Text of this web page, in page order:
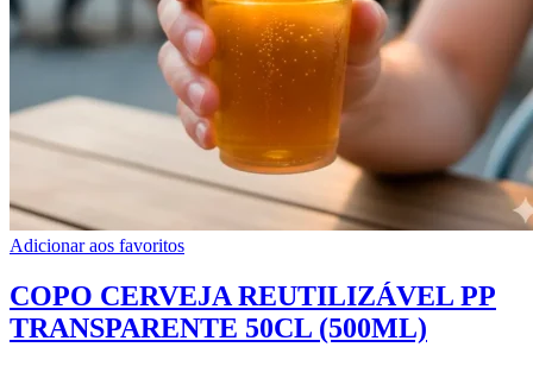
Adicionar aos favoritos
COPO CERVEJA REUTILIZÁVEL PP
TRANSPARENTE 50CL (500ML)